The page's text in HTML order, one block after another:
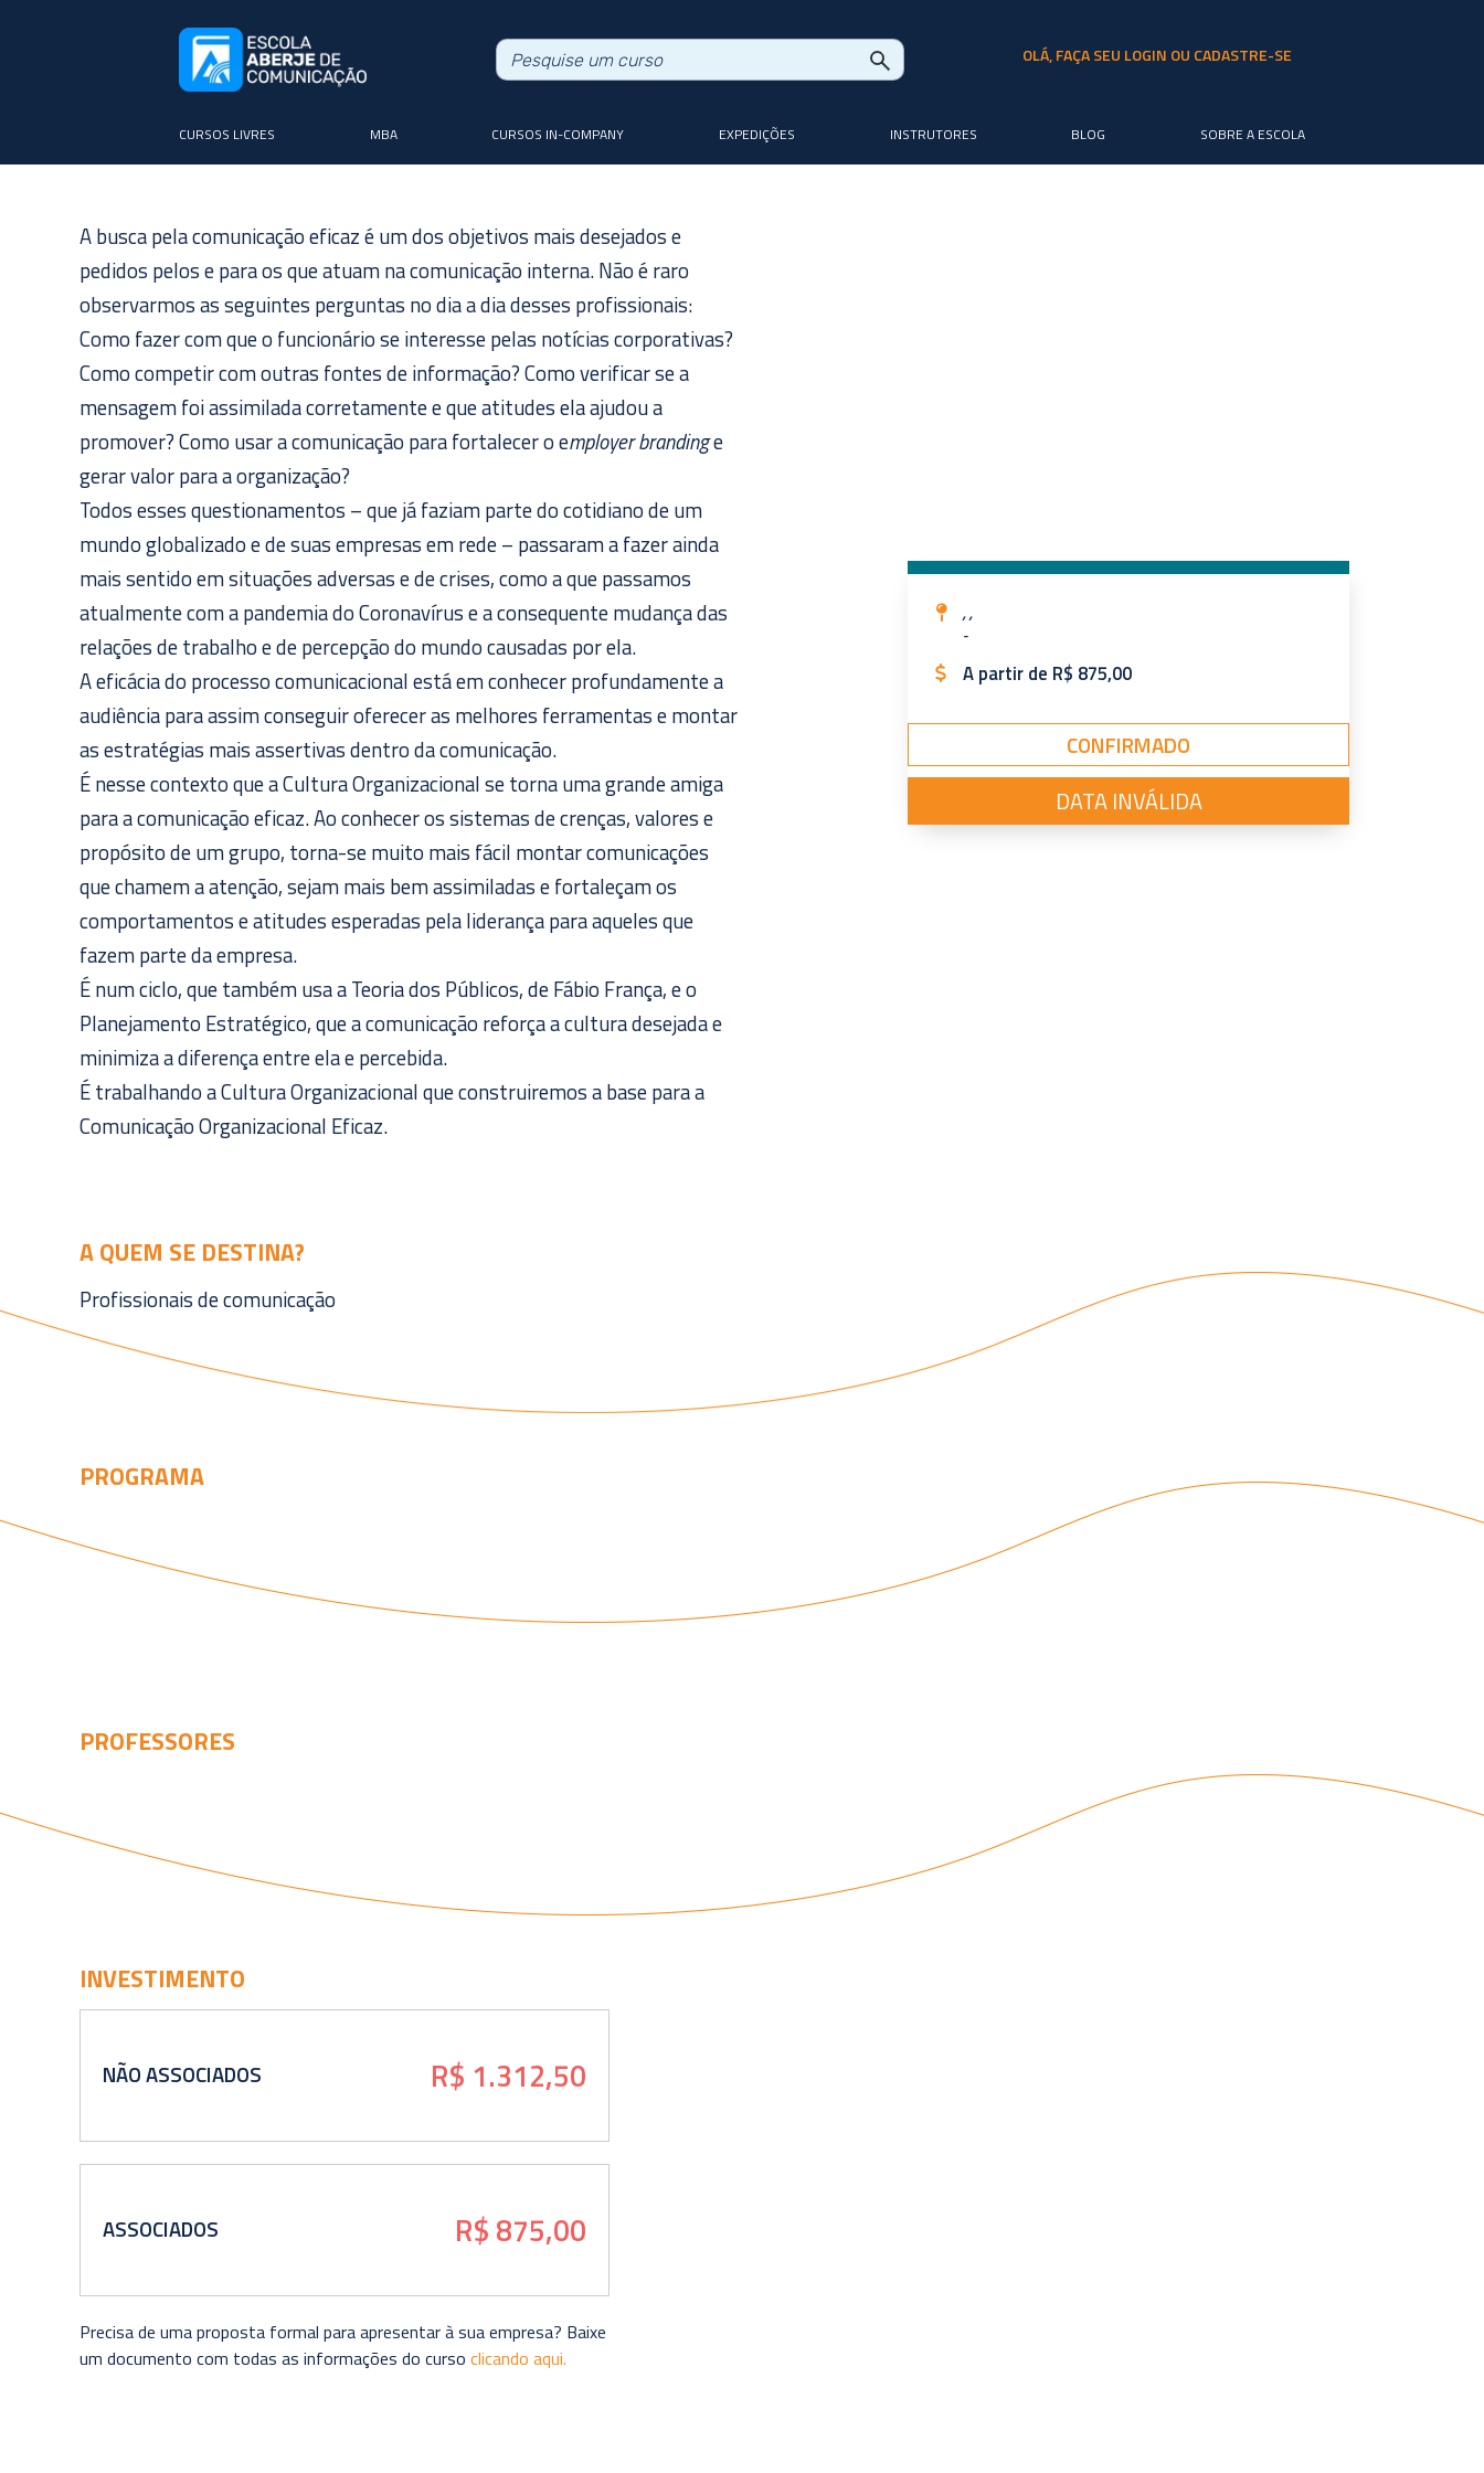
OLÁ, FAÇA SEU LOGIN OU CADASTRE-SE
CURSOS LIVRES MBA CURSOS IN-COMPANY EXPEDIÇÕES INSTRUTORES BLOG SOBRE A ESCOLA
, ,
-
A partir de R$ 875,00
CONFIRMADO
DATA INVÁLIDA
A busca pela comunicação eficaz é um dos objetivos mais desejados e
pedidos pelos e para os que atuam na comunicação interna. Não é raro
observarmos as seguintes perguntas no dia a dia desses profissionais:
Como fazer com que o funcionário se interesse pelas notícias corporativas?
Como competir com outras fontes de informação? Como verificar se a
mensagem foi assimilada corretamente e que atitudes ela ajudou a
promover? Como usar a comunicação para fortalecer o employer brandinge
gerar valor para a organização?
Todos esses questionamentos – que já faziam parte do cotidiano de um
mundo globalizado e de suas empresas em rede – passaram a fazer ainda
mais sentido em situações adversas e de crises, como a que passamos
atualmente com a pandemia do Coronavírus e a consequente mudança das
relações de trabalho e de percepção do mundo causadas por ela.
A eficácia do processo comunicacional está em conhecer profundamente a
audiência para assim conseguir oferecer as melhores ferramentas e montar
as estratégias mais assertivas dentro da comunicação.
É nesse contexto que a Cultura Organizacional se torna uma grande amiga
para a comunicação eficaz. Ao conhecer os sistemas de crenças, valores e
propósito de um grupo, torna-se muito mais fácil montar comunicações
que chamem a atenção, sejam mais bem assimiladas e fortaleçam os
comportamentos e atitudes esperadas pela liderança para aqueles que
fazem parte da empresa.
É num ciclo, que também usa a Teoria dos Públicos, de Fábio França, e o
Planejamento Estratégico, que a comunicação reforça a cultura desejada e
minimiza a diferença entre ela e percebida.
É trabalhando a Cultura Organizacional que construiremos a base para a
Comunicação Organizacional Eficaz.
A QUEM SE DESTINA?
Profissionais de comunicação
PROGRAMA
PROFESSORES
INVESTIMENTO
ASSOCIADOS R$ 875,00
NÃO ASSOCIADOS R$ 1.312,50
Precisa de uma proposta formal para apresentar à sua empresa? Baixe
um documento com todas as informações do curso clicando aqui.